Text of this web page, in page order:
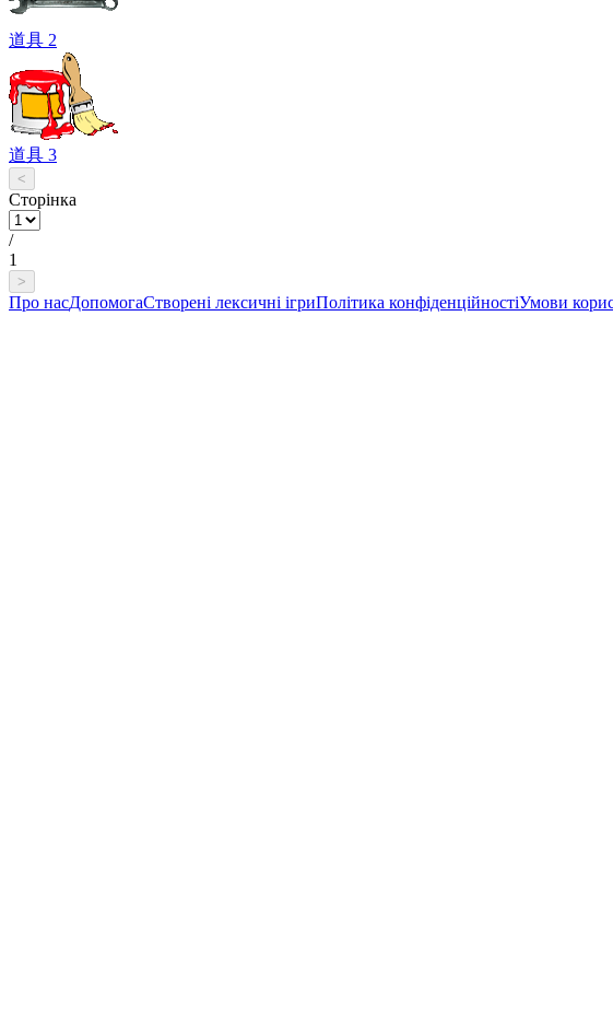
道具 2
道具 3
<
Сторінка
/
1
>
Про насДопомогаСтворені лексичні ігриПолітика конфіденційностіУмови